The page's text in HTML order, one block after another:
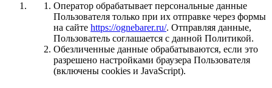
Оператор обрабатывает персональные данные
Пользователя только при их отправке через формы
на сайте https://ognebarer.ru/. Отправляя данные,
Пользователь соглашается с данной Политикой.
Обезличенные данные обрабатываются, если это
разрешено настройками браузера Пользователя
(включены cookies и JavaScript).